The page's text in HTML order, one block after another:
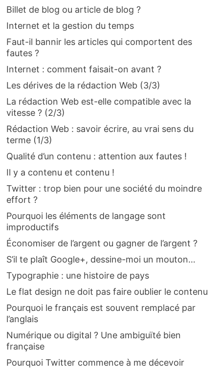
Billet de blog ou article de blog ?
Internet et la gestion du temps
Faut-il bannir les articles qui comportent des
fautes ?
Internet : comment faisait-on avant ?
Les dérives de la rédaction Web (3/3)
La rédaction Web est-elle compatible avec la
vitesse ? (2/3)
Rédaction Web : savoir écrire, au vrai sens du
terme (1/3)
Qualité d’un contenu : attention aux fautes !
Il y a contenu et contenu !
Twitter : trop bien pour une société du moindre
effort ?
Pourquoi les éléments de langage sont
improductifs
Économiser de l’argent ou gagner de l’argent ?
S’il te plaît Google+, dessine-moi un mouton…
Typographie : une histoire de pays
Le flat design ne doit pas faire oublier le contenu
Pourquoi le français est souvent remplacé par
l’anglais
Numérique ou digital ? Une ambiguïté bien
française
Pourquoi Twitter commence à me décevoir